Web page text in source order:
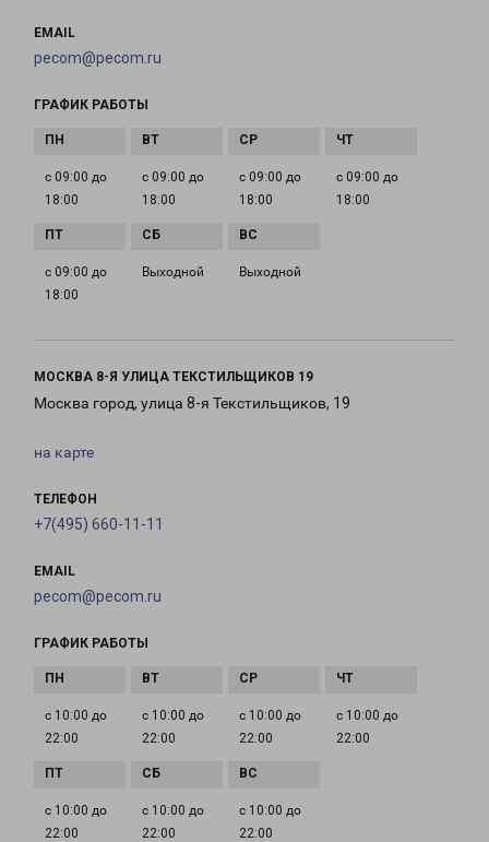
EMAIL
pecom@pecom.ru
ГРАФИК РАБОТЫ
с 09:00 до
18:00
с 09:00 до
18:00
с 09:00 до
18:00
с 09:00 до
18:00
с 09:00 до
18:00
Выходной Выходной
МОСКВА 8-Я УЛИЦА ТЕКСТИЛЬЩИКОВ 19
Москва город, улица 8-я Текстильщиков, 19
на карте
ТЕЛЕФОН
+7(495) 660-11-11
EMAIL
pecom@pecom.ru
ГРАФИК РАБОТЫ
с 10:00 до
22:00
с 10:00 до
22:00
с 10:00 до
22:00
с 10:00 до
22:00
с 10:00 до
22:00
с 10:00 до
22:00
с 10:00 до
22:00